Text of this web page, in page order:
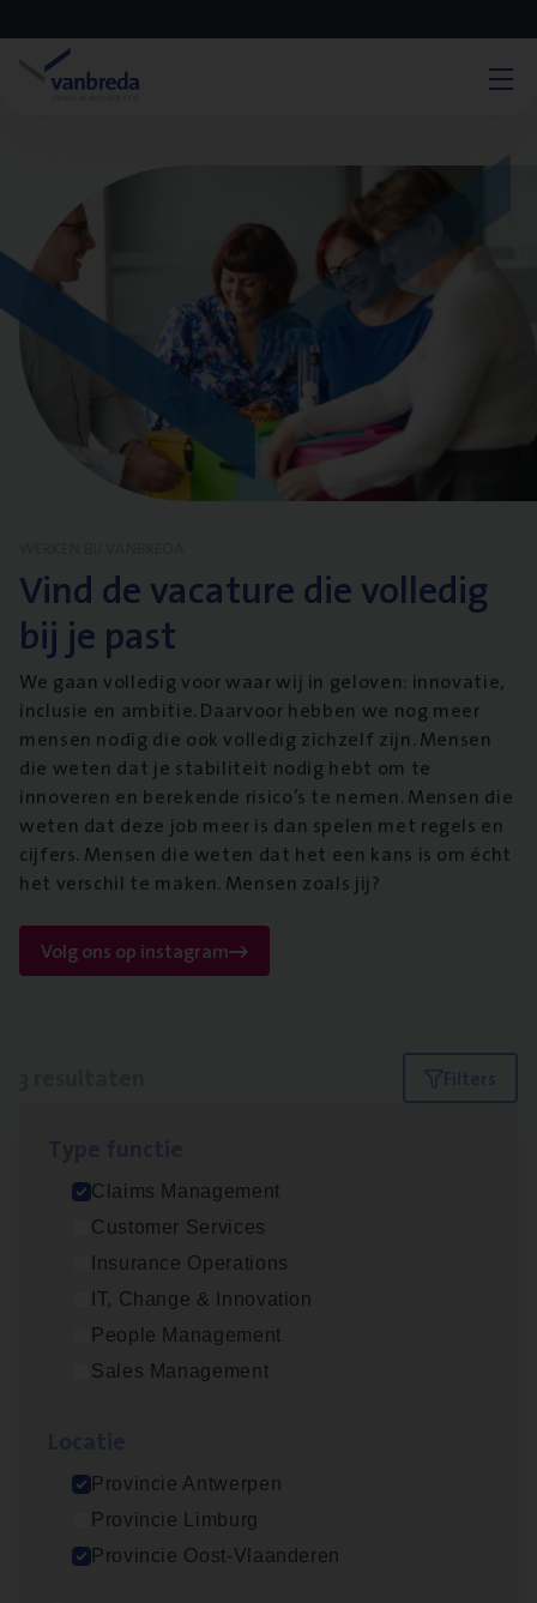
Vind de vacature die volledig
bij je past
We gaan volledig voor waar wij in geloven: innovatie,
inclusie en ambitie. Daarvoor hebben we nog meer
mensen nodig die ook volledig zichzelf zijn. Mensen
die weten dat je stabiliteit nodig hebt om te
innoveren en berekende risico’s te nemen. Mensen die
weten dat deze job meer is dan spelen met regels en
cijfers. Mensen die weten dat het een kans is om écht
het verschil te maken. Mensen zoals jij?
Volg ons op instagram
Filters
Claims Management
Customer Services
Insurance Operations
IT, Change & Innovation
People Management
Sales Management
Provincie Antwerpen
Provincie Limburg
Provincie Oost-Vlaanderen
Claims­hand­ler Fleet&
Claims Management
Antwerpen
Scha­de Expert Fleet
Scha­de­be­heer­der verzekeringen